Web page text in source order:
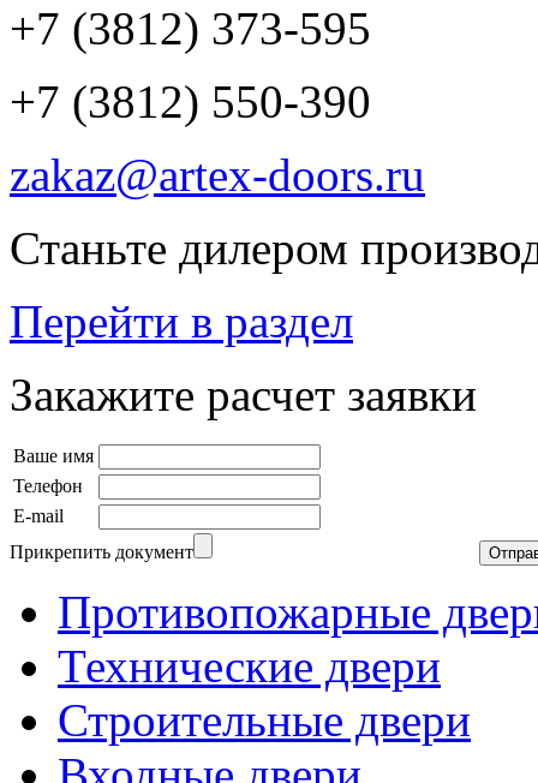
+7 (3812) 373-595
+7 (3812) 550-390
zakaz@artex-doors.ru
Станьте дилером
Перейти в раздел
Закажите расчет заявки
Ваше имя
Телефон
E-mail
Прикрепить документ
Противопожарные
Технические двери
Строительные двери